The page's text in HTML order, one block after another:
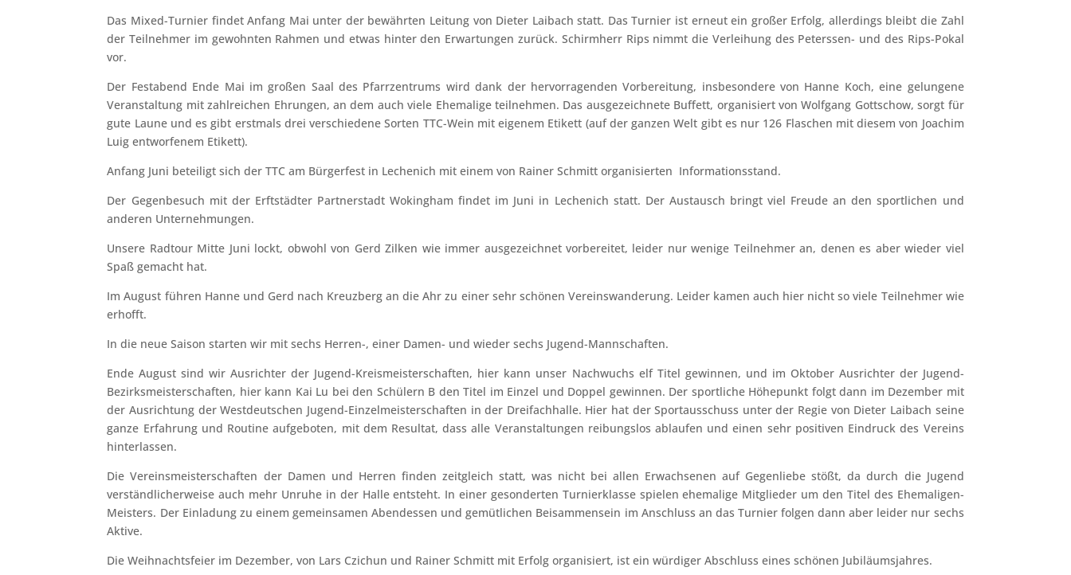
Das Mixed-Turnier findet Anfang Mai unter der bewährten Leitung von Dieter Laibach statt. Das Turnier ist erneut ein großer Erfolg, allerdings bleibt die Zahl
der Teilnehmer im gewohnten Rahmen und etwas hinter den Erwartungen zurück. Schirmherr Rips nimmt die Verleihung des Peterssen- und des Rips-Pokal
vor.
Der Festabend Ende Mai im großen Saal des Pfarrzentrums wird dank der hervorragenden Vorbereitung, insbesondere von Hanne Koch, eine gelungene
Veranstaltung mit zahlreichen Ehrungen, an dem auch viele Ehemalige teilnehmen. Das ausgezeichnete Buffett, organisiert von Wolfgang Gottschow, sorgt für
gute Laune und es gibt erstmals drei verschiedene Sorten TTC-Wein mit eigenem Etikett (auf der ganzen Welt gibt es nur 126 Flaschen mit diesem von Joachim
Luig entworfenem Etikett).
Anfang Juni beteiligt sich der TTC am Bürgerfest in Lechenich mit einem von Rainer Schmitt organisierten Informationsstand.
Der Gegenbesuch mit der Erftstädter Partnerstadt Wokingham findet im Juni in Lechenich statt. Der Austausch bringt viel Freude an den sportlichen und
anderen Unternehmungen.
Unsere Radtour Mitte Juni lockt, obwohl von Gerd Zilken wie immer ausgezeichnet vorbereitet, leider nur wenige Teilnehmer an, denen es aber wieder viel
Spaß gemacht hat.
Im August führen Hanne und Gerd nach Kreuzberg an die Ahr zu einer sehr schönen Vereinswanderung. Leider kamen auch hier nicht so viele Teilnehmer wie
erhofft.
In die neue Saison starten wir mit sechs Herren-, einer Damen- und wieder sechs Jugend-Mannschaften.
Ende August sind wir Ausrichter der Jugend-Kreismeisterschaften, hier kann unser Nachwuchs elf Titel gewinnen, und im Oktober Ausrichter der Jugend-
Bezirksmeisterschaften, hier kann Kai Lu bei den Schülern B den Titel im Einzel und Doppel gewinnen. Der sportliche Höhepunkt folgt dann im Dezember mit
der Ausrichtung der Westdeutschen Jugend-Einzelmeisterschaften in der Dreifachhalle. Hier hat der Sportausschuss unter der Regie von Dieter Laibach seine
ganze Erfahrung und Routine aufgeboten, mit dem Resultat, dass alle Veranstaltungen reibungslos ablaufen und einen sehr positiven Eindruck des Vereins
hinterlassen.
Die Vereinsmeisterschaften der Damen und Herren finden zeitgleich statt, was nicht bei allen Erwachsenen auf Gegenliebe stößt, da durch die Jugend
verständlicherweise auch mehr Unruhe in der Halle entsteht. In einer gesonderten Turnierklasse spielen ehemalige Mitglieder um den Titel des Ehemaligen-
Meisters. Der Einladung zu einem gemeinsamen Abendessen und gemütlichen Beisammensein im Anschluss an das Turnier folgen dann aber leider nur sechs
Aktive.
Die Weihnachtsfeier im Dezember, von Lars Czichun und Rainer Schmitt mit Erfolg organisiert, ist ein würdiger Abschluss eines schönen Jubiläumsjahres.